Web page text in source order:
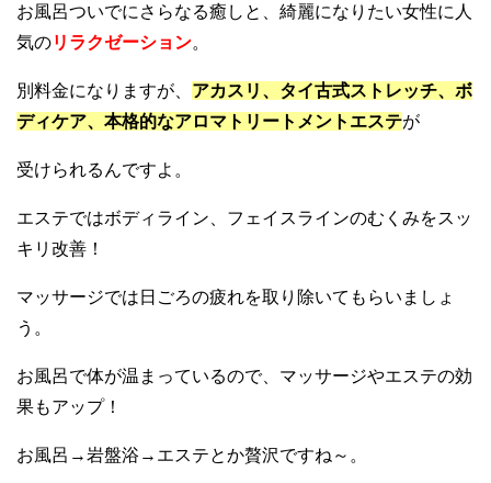
お風呂ついでにさらなる癒しと、綺麗になりたい女性に人
気のリラクゼーション。
別料金になりますが、 アカスリ、タイ古式ストレッチ、ボ
ディケア、本格的なアロマトリートメントエステが
受けられるんですよ。
エステではボディライン、フェイスラインのむくみをスッ
キリ改善！
マッサージでは日ごろの疲れを取り除いてもらいましょ
う。
お風呂で体が温まっているので、マッサージやエステの効
果もアップ！
お風呂→岩盤浴→エステとか贅沢ですね～。